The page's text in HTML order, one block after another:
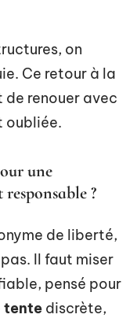
on
Ce retour à la
de renouer avec
oubliée.
une
?
de liberté,
Il faut miser
pensé pour
tente discrète,